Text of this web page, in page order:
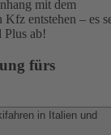
mit dem
Kfz entstehen – es
Plus ab!
fürs
in Italien und